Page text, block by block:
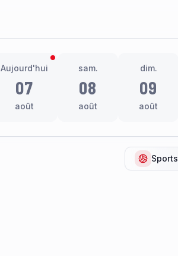
Aujourd'hui
07
août
sam.
08
août
dim.
09
août
Sports